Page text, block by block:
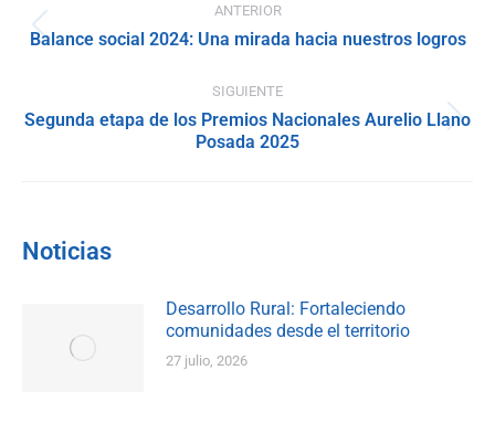
entre
ANTERIOR
Publicación
Balance social 2024: Una mirada hacia nuestros logros
SIGUIENTE
Publicación
siguiente:
Segunda etapa de los Premios Nacionales Aurelio Llano
Posada 2025
Noticias
Desarrollo Rural: Fortaleciendo
comunidades desde el territorio
27 julio, 2026